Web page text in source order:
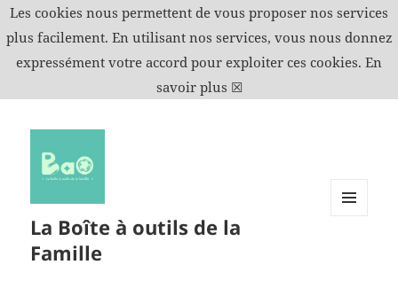
La Boîte à outils de la
Famille
Les cookies nous permettent de vous proposer nos services
plus facilement. En utilisant nos services, vous nous donnez
expressément votre accord pour exploiter ces cookies. En
savoir plus ☒